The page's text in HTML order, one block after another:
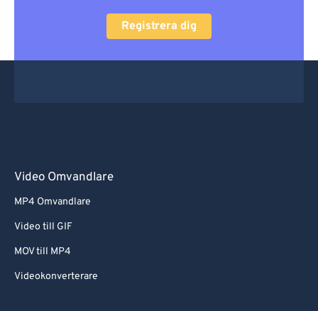
Registrera dig
Video Omvandlare
MP4 Omvandlare
Video till GIF
MOV till MP4
Videokonverterare